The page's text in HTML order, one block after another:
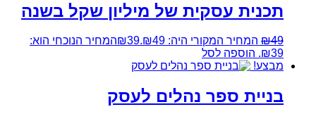
תכנית עסקית של מיליון שקל בשנה
₪49 המחיר המקורי היה: ₪49. ₪39
המחיר הנוכחי הוא:
₪39. הוספה לסל
מבצע!
בניית ספר נהלים לעסק